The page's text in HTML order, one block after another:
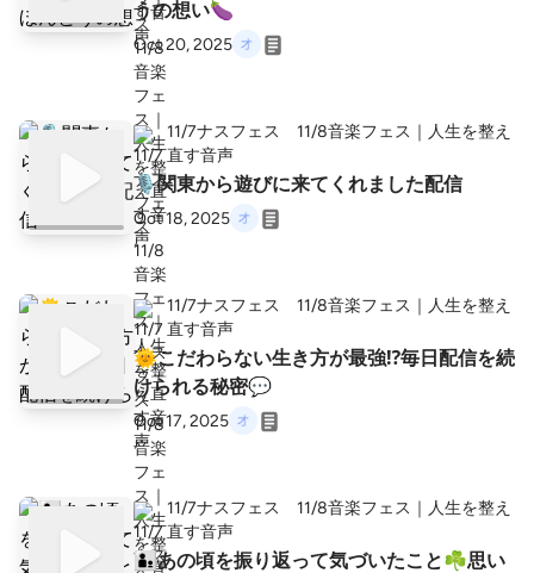
うの想い🍆
Oct 20, 2025
11/7ナスフェス 11/8音楽フェス｜人生を整え
直す音声
🎙️関東から遊びに来てくれました配信
Oct 18, 2025
11/7ナスフェス 11/8音楽フェス｜人生を整え
直す音声
🌞こだわらない生き方が最強⁉️毎日配信を続
けられる秘密💬
Oct 17, 2025
11/7ナスフェス 11/8音楽フェス｜人生を整え
直す音声
👨‍👦あの頃を振り返って気づいたこと☘️思い